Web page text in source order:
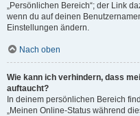
„Persönlichen Bereich“; der Link
wenn du auf deinen
Einstellungen ändern.
Nach oben
Wie kann ich verhindern, dass
auftaucht?
In deinem persönlichen Bereich
„Meinen Online-Status während